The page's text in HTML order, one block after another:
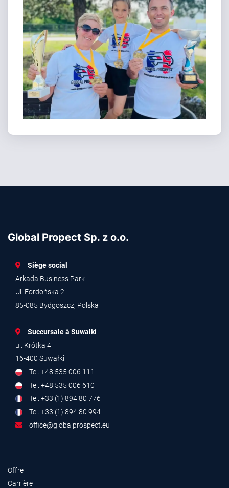
Global Propect Sp. z o.o.
Siège social
Arkada Business Park
Ul. Fordońska 2
85-085 Bydgoszcz, Polska
Succursale à Suwalki
ul. Krótka 4
16-400 Suwałki
Tel. +48 535 006 111
Tel. +48 535 006 610
Tel. +33 (1) 894 80 776
Tel. +33 (1) 894 80 994
office@globalprospect.eu
Offre
Carrière